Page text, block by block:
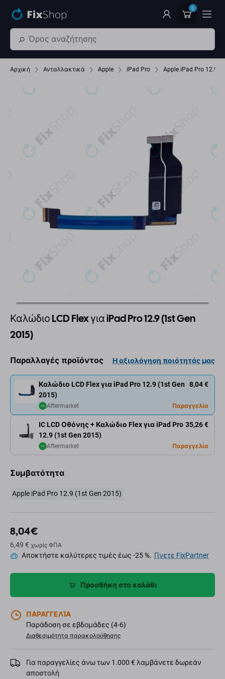
0
Αρχική Ανταλλακτικά Apple iPad Pro Apple iPad Pro 12.9
Καλώδιο LCD Flex για iPad Pro 12.9 (1st Gen
2015)
Παραλλαγές προϊόντος Η αξιολόγηση ποιότητάς μας
IC LCD Οθόνης + Καλώδιο Flex για iPad Pro
12.9 (1st Gen 2015)
35,26 €
Aftermarket Παραγγελία
Καλώδιο LCD Flex για iPad Pro 12.9 (1st Gen
2015)
8,04 €
Aftermarket Παραγγελία
Συμβατότητα
Apple iPad Pro 12.9 (1st Gen 2015)
8,04 €
6,49 € χωρίς ΦΠΑ
Αποκτήστε καλύτερες τιμές έως -25 %. Γίνετε FixPartner
Προσθήκη στο καλάθι
ΠΑΡΑΓΓΕΛΊΑ
Παράδοση σε εβδομάδες (4-6)
Διαθεσιμότητα παρακολούθησης
Για παραγγελίες άνω των 1.000 € λαμβάνετε δωρεάν
αποστολή